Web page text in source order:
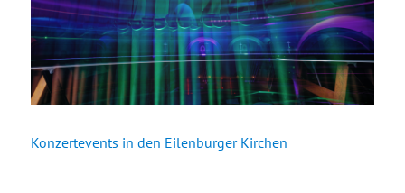
Konzertevents in den Eilenburger Kirchen